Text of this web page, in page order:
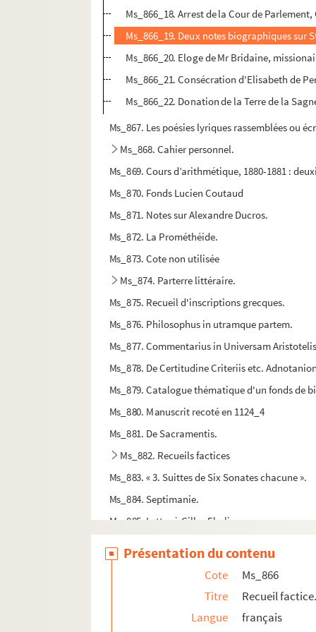
Ms_866_18. Arrest de la Cour de
Ms_866_19. Deux notes biographiques sur
Ms_866_20. Eloge de Mr Bridaine,
Ms_866_21. Consécration d'Elisabeth de
Ms_866_22. Donation de la Terre de la
Ms_867. Les poésies lyriques rassemblées ou
Ms_868. Cahier personnel.
Ms_869. Cours d’arithmétique, 1880-1881 :
Ms_870. Fonds Lucien Coutaud
Ms_871. Notes sur Alexandre Ducros.
Ms_872. La Prométhéide.
Ms_873. Cote non utilisée
Ms_874. Parterre littéraire.
Ms_875. Recueil d'inscriptions grecques.
Ms_876. Philosophus in utramque partem.
Ms_877. Commentarius in Universam
Ms_878. De Certitudine Criteriis etc.
Ms_879. Catalogue thématique d'un fonds de
Ms_880. Manuscrit recoté en 1124_4
Ms_881. De Sacramentis.
Ms_882. Recueils factices
Ms_883. « 3. Suittes de Six Sonates chacune ».
Ms_884. Septimanie.
Ms_885. Lettre à Gilles Eboli.
Ms_887. L’eau profonde.
Présentation du contenu
Cote
Ms_866
Titre
Recueil
Langue
français